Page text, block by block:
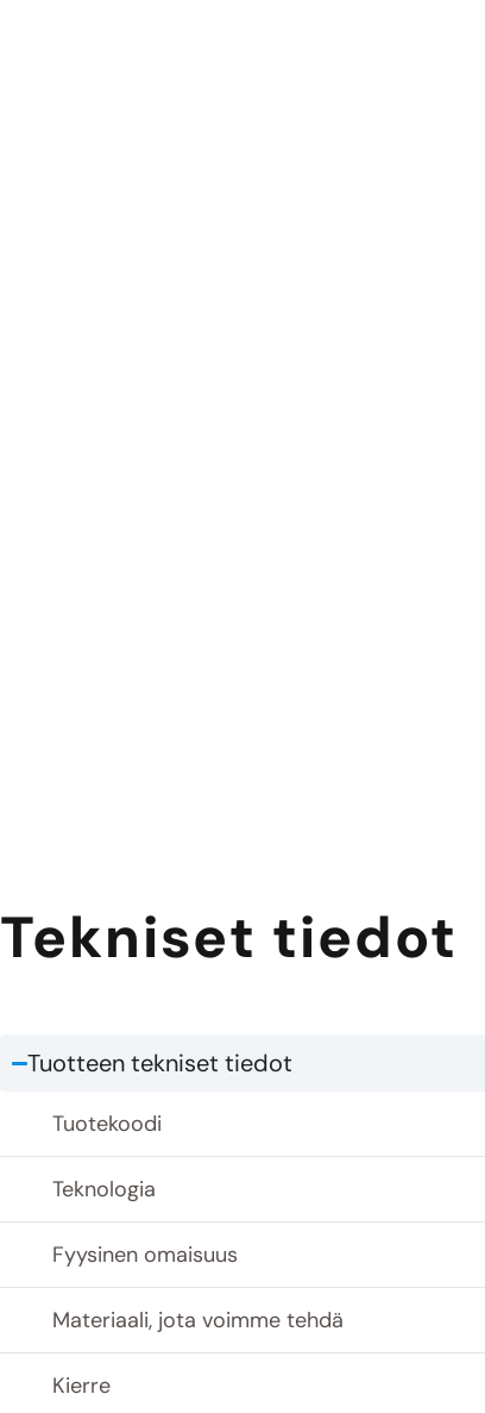
Tekniset tiedot
Tuotteen tekniset tiedot
Tuotekoodi
Teknologia
Fyysinen omaisuus
Materiaali, jota voimme tehdä
Kierre